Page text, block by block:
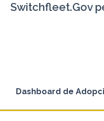
Switchfleet.Gov
Dashboard de